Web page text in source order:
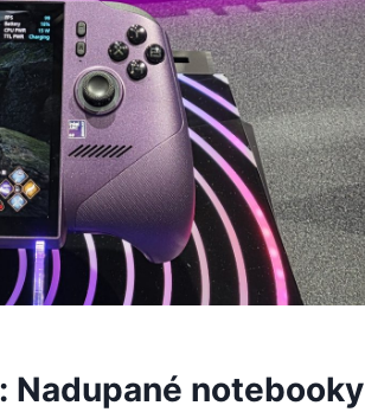
Nadupané notebooky